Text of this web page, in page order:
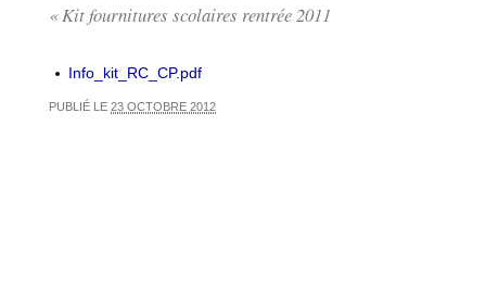
« Kit fournitures scolaires rentrée 2011
Info_kit_RC_CP.pdf
PUBLIÉ LE 23 OCTOBRE 2012